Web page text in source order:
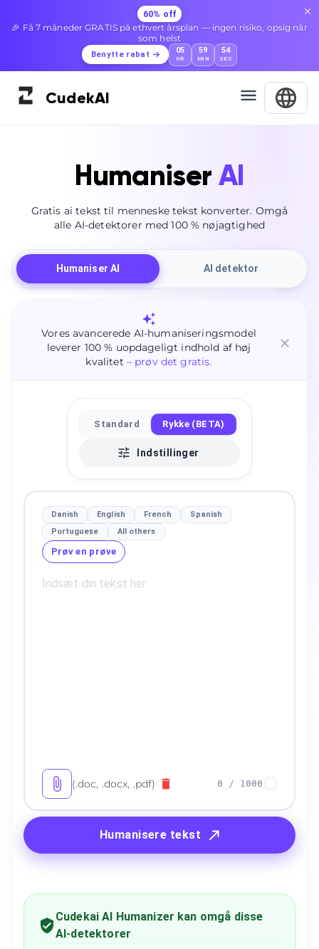
60% off
🎉 Få 7 måneder GRATIS på ethvert årsplan — ingen risiko, opsig når
som helst
Benytte rabat 05
HR
59
MIN
52
SEC
CudekAI
Humaniser AI
Gratis ai tekst til menneske tekst konverter. Omgå
alle AI-detektorer med 100 % nøjagtighed
Humaniser AI AI detektor
Vores avancerede AI-humaniseringsmodel
leverer 100 % uopdageligt indhold af høj
kvalitet – prøv det gratis.
Standard Rykke (BETA)
Indstillinger
Danish English French
Spanish
Portuguese
All others
Prøv en prøve
(.doc, .docx, .pdf) 0 / 1000
Humanisere tekst
Cudekai AI Humanizer kan omgå disse
AI-detektorer